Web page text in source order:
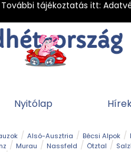
tájékoztatás itt:
Nyitólap
Alsó-Ausztria Bécsi Alpok
Murau Nassfeld Ötztal